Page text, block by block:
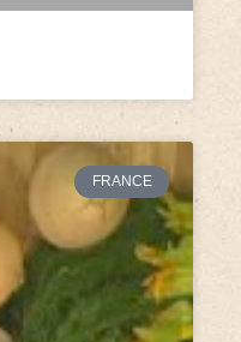
FRANCE